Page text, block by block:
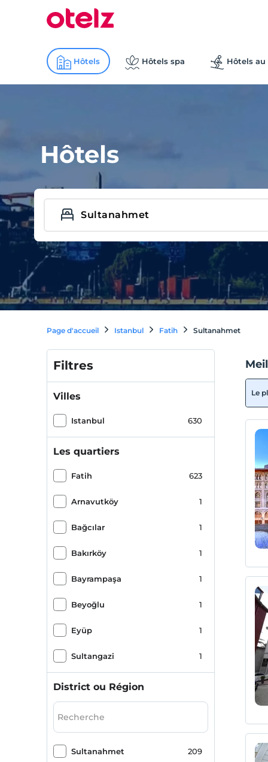
Hôtels Hôtels spa Hôtels au
Hôtels
Page d'accueil Istanbul Fatih Sultanahmet
Filtres
Villes
Istanbul 630
Les quartiers
Fatih 623
Arnavutköy 1
Bağcılar 1
Bakırköy 1
Bayrampaşa 1
Beyoğlu 1
Eyüp 1
Sultangazi 1
District ou Région
Sultanahmet 209
Le